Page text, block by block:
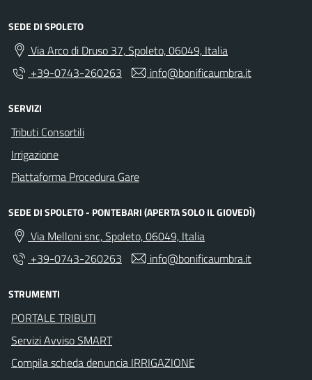
SEDE DI SPOLETO
Via Arco di Druso 37, Spoleto, 06049, Italia
+39-0743-260263
info@bonificaumbra.it
SERVIZI
Tributi Consortili
Irrigazione
Piattaforma Procedura Gare
SEDE DI SPOLETO - PONTEBARI (APERTA SOLO IL GIOVEDÌ)
Via Melloni snc, Spoleto, 06049, Italia
+39-0743-260263
info@bonificaumbra.it
STRUMENTI
PORTALE TRIBUTI
Servizi Avviso SMART
Compila scheda denuncia IRRIGAZIONE